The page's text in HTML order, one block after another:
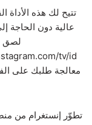
تتيح لك هذه الأداة
عالية دون الحاجة
معالجة طلبك على
تطوّر إنستغرام من